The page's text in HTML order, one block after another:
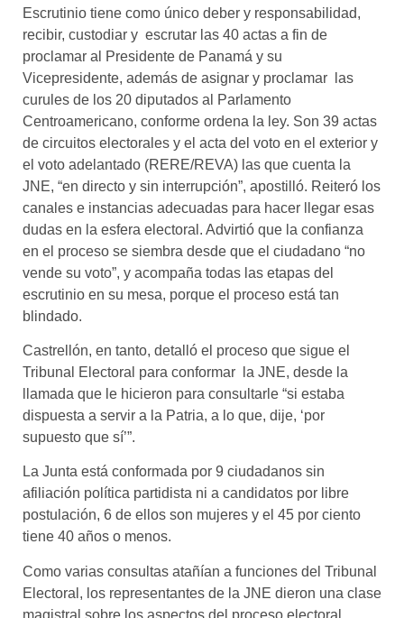
Escrutinio tiene como único deber y responsabilidad,
recibir, custodiar y escrutar las 40 actas a fin de
proclamar al Presidente de Panamá y su
Vicepresidente, además de asignar y proclamar las
curules de los 20 diputados al Parlamento
Centroamericano, conforme ordena la ley. Son 39 actas
de circuitos electorales y el acta del voto en el exterior y
el voto adelantado (RERE/REVA) las que cuenta la
JNE, “en directo y sin interrupción”, apostilló. Reiteró los
canales e instancias adecuadas para hacer llegar esas
dudas en la esfera electoral. Advirtió que la confianza
en el proceso se siembra desde que el ciudadano “no
vende su voto”, y acompaña todas las etapas del
escrutinio en su mesa, porque el proceso está tan
blindado.
Castrellón, en tanto, detalló el proceso que sigue el
Tribunal Electoral para conformar la JNE, desde la
llamada que le hicieron para consultarle “si estaba
dispuesta a servir a la Patria, a lo que, dije, ‘por
supuesto que sí’”.
La Junta está conformada por 9 ciudadanos sin
afiliación política partidista ni a candidatos por libre
postulación, 6 de ellos son mujeres y el 45 por ciento
tiene 40 años o menos.
Como varias consultas atañían a funciones del Tribunal
Electoral, los representantes de la JNE dieron una clase
magistral sobre los aspectos del proceso electoral